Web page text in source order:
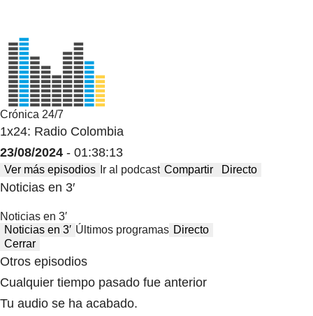
Crónica 24/7
1x24: Radio Colombia
23/08/2024 - 01:38:13
Ver más episodios Ir al podcast Compartir Directo
Noticias en 3′
Noticias en 3′
Noticias en 3′ Últimos programas Directo
Cerrar
Otros episodios
Cualquier tiempo pasado fue anterior
Tu audio se ha acabado.